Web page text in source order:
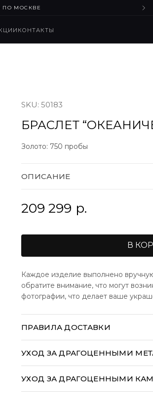
ПО МОСКВЕ
КОНТАКТЫ
SKU: 50183
БРАСЛЕТ
Золото: 750 пробы
ОПИСАНИЕ
209 299 р.
В
Каждое изделие выполнено
обратите внимание, что могут
фотографии, что делает ваше
ПРАВИЛА ДОСТАВКИ
Международные заказы могут
импортными налогами и сборами
исключительно покупатель.
УХОД ЗА ДРАГОЦЕННЫМИ
УХОД ЗА ДРАГОЦЕННЫМИ